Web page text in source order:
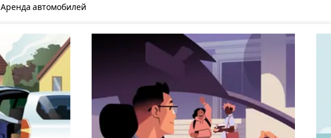
Аренда автомобилей